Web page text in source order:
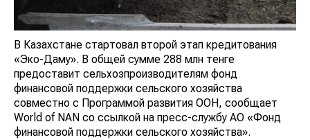
В Казахстане стартовал второй этап кредитования
«Эко-Даму». В общей сумме 288 млн тенге
предоставит сельхозпроизводителям фонд
финансовой поддержки сельского хозяйства
совместно с Программой развития ООН, сообщает
World of NAN со ссылкой на пресс-службу АО «Фонд
финансовой поддержки сельского хозяйства».